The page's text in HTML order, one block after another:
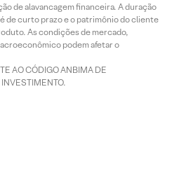
de alavancagem financeira. A duração
de curto prazo e o patrimônio do cliente
As condições de mercado,
podem afetar o
AO CÓDIGO ANBIMA DE